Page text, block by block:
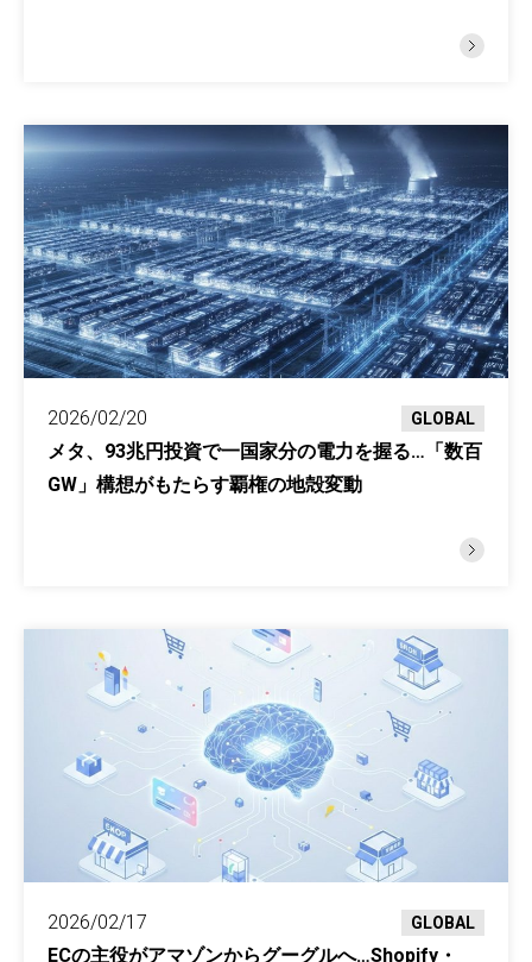
2026/02/20 GLOBAL
メタ、93兆円投資で一国家分の電力を握る…「数百
GW」構想がもたらす覇権の地殻変動
2026/02/17 GLOBAL
ECの主役がアマゾンからグーグルへ…Shopify・